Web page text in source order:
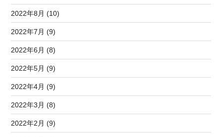
2022年8月 (10)
2022年7月 (9)
2022年6月 (8)
2022年5月 (9)
2022年4月 (9)
2022年3月 (8)
2022年2月 (9)